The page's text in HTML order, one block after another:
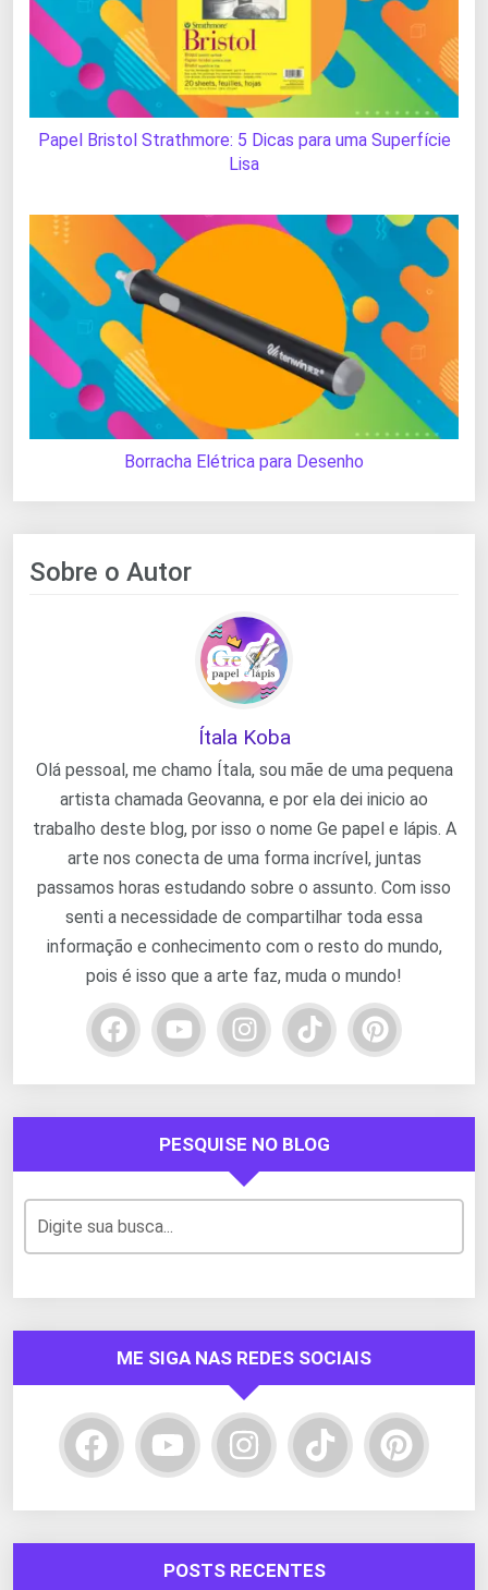
Papel Bristol Strathmore: 5 Dicas para uma Superfície
Lisa
Borracha Elétrica para Desenho
Sobre o Autor
Ítala Koba
Olá pessoal, me chamo Ítala, sou mãe de uma pequena
artista chamada Geovanna, e por ela dei inicio ao
trabalho deste blog, por isso o nome Ge papel e lápis. A
arte nos conecta de uma forma incrível, juntas
passamos horas estudando sobre o assunto. Com isso
senti a necessidade de compartilhar toda essa
informação e conhecimento com o resto do mundo,
pois é isso que a arte faz, muda o mundo!
PESQUISE NO BLOG
ME SIGA NAS REDES SOCIAIS
POSTS RECENTES